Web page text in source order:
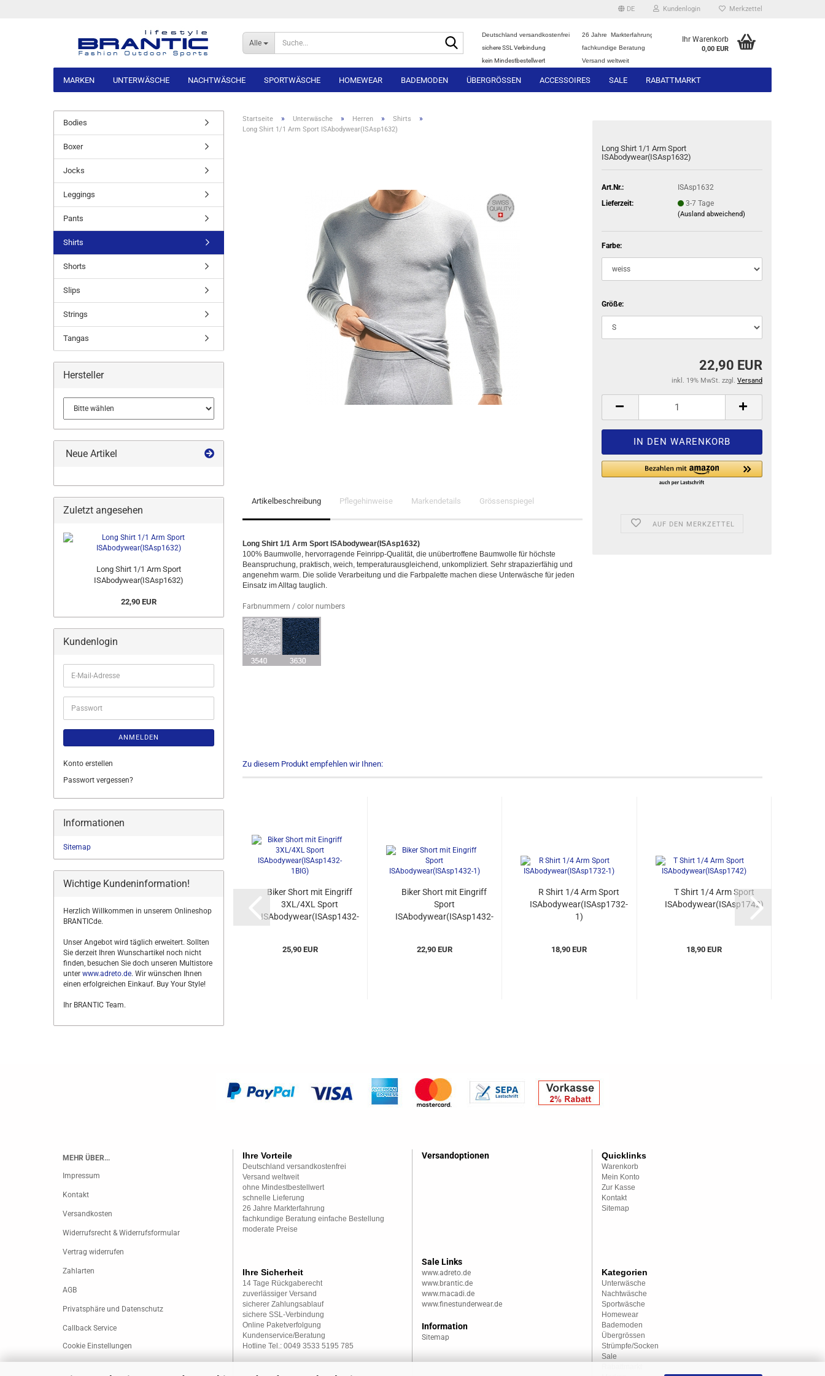
DE Kundenlogin Merkzettel
Alle
Suche...Deutschland versandkostenfrei
26 Jahre Markterfahrung
sichere SSL Verbindung
fachkundige Beratung
kein Mindestbestellwert
Versand weltweit
Ihr Warenkorb
0,00 EUR
MARKEN UNTERWÄSCHE NACHTWÄSCHE SPORTWÄSCHE HOMEWEAR BADEMODEN ÜBERGRÖSSEN ACCESSOIRES SALE RABATTMARKT
Startseite » Unterwäsche » Herren » Shirts »
Long Shirt 1/1 Arm Sport ISAbodywear(ISAsp1632)
Long Shirt 1/1 Arm Sport
ISAbodywear(ISAsp1632)
Art.Nr.:
ISAsp1632
Lieferzeit:
3-7 Tage
(Ausland abweichend)
Farbe:
Größe:
22,90 EUR
inkl. 19% MwSt. zzgl. Versand
AUF DEN MERKZETTEL
Artikelbeschreibung Pflegehinweise Markendetails Grössenspiegel
Long Shirt 1/1 Arm Sport ISAbodywear(ISAsp1632)
100% Baumwolle, hervorragende Feinripp-Qualität, die unübertroffene Baumwolle für höchste
Beanspruchung, praktisch, weich, temperaturausgleichend, unkompliziert. Sehr strapazierfähig und
angenehm warm. Die solide Verarbeitung und die Farbpalette machen diese Unterwäsche für jeden
Einsatz im Alltag tauglich.
Farbnummern / color numbers
Zu diesem Produkt empfehlen wir Ihnen:
Biker Short mit Eingriff
3XL/4XL Sport
ISAbodywear(ISAsp1432-
25,90 EUR
Biker Short mit Eingriff
Sport
ISAbodywear(ISAsp1432-
22,90 EUR
R Shirt 1/4 Arm Sport
ISAbodywear(ISAsp1732-
1)
18,90 EUR
T Shirt 1/4 Arm Sport
ISAbodywear(ISAsp1742)
18,90 EUR
Bodies
Boxer
Jocks
Leggings
Pants
Shirts
Shorts
Slips
Strings
Tangas
Hersteller
Neue Artikel
Zuletzt angesehen
Long Shirt 1/1 Arm Sport
ISAbodywear(ISAsp1632)
22,90 EUR
Kundenlogin
E-
Mail-
Adresse
Passwort
ANMELDEN
Konto erstellen
Passwort vergessen?
Informationen
Sitemap
Wichtige Kundeninformation!
Herzlich Willkommen in unserem Onlineshop
BRANTICde.
Unser Angebot wird täglich erweitert. Sollten
Sie derzeit Ihren Wunschartikel noch nicht
finden, besuchen Sie doch unseren Multistore
unter www.adreto.de. Wir wünschen Ihnen
einen erfolgreichen Einkauf. Buy Your Style!
Ihr BRANTIC Team.
MEHR ÜBER...
Impressum
Kontakt
Versandkosten
Widerrufsrecht & Widerrufsformular
Vertrag widerrufen
Zahlarten
AGB
Privatsphäre und Datenschutz
Callback Service
Cookie Einstellungen
Ihre Vorteile
Deutschland versandkostenfrei
Versand weltweit
ohne Mindestbestellwert
schnelle Lieferung
26 Jahre Markterfahrung
fachkundige Beratung einfache Bestellung
moderate Preise
Ihre Sicherheit
14 Tage Rückgaberecht
zuverlässiger Versand
sicherer Zahlungsablauf
sichere SSL-Verbindung
Online Paketverfolgung
Kundenservice/Beratung
Hotline Tel.: 0049 3533 5195 785
Versandoptionen
Sale Links
www.adreto.de
www.brantic.de
www.macadi.de
www.finestunderwear.de
Information
Sitemap
Quicklinks
Warenkorb
Mein Konto
Zur Kasse
Kontakt
Sitemap
Kategorien
Unterwäsche
Nachtwäsche
Sportwäsche
Homewear
Bademoden
Übergrössen
Strümpfe/Socken
Sale